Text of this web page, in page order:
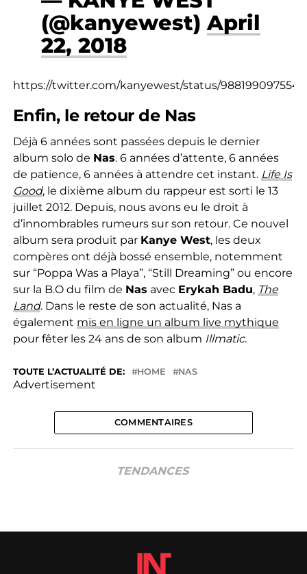
(@kanyewest)April
22, 2018
https://twitter.com/kanyewest/status/
Enfin, le retour de Nas
Déjà 6 années sont passées depuis le dernier
album solo de Nas. 6 années d’attente, 6 années
de patience, 6 années à attendre cet instant. Life Is
Good, le dixième album du rappeur est sorti le 13
juillet 2012. Depuis, nous avons eu le droit à
d’innombrables rumeurs sur son retour. Ce nouvel
album sera produit par Kanye West, les deux
compères ont déjà bossé ensemble, notemment
sur “Poppa Was a Playa”, “Still Dreaming” ou encore
sur la B.O du film de Nas avec Erykah Badu, The
Land. Dans le reste de son actualité, Nas a
également mis en ligne un album live mythique
pour fêter les 24 ans de son album Illmatic.
TOUTE L’ACTUALITÉ DE: HOME NAS
Advertisement
COMMENTAIRES
TENDANCES